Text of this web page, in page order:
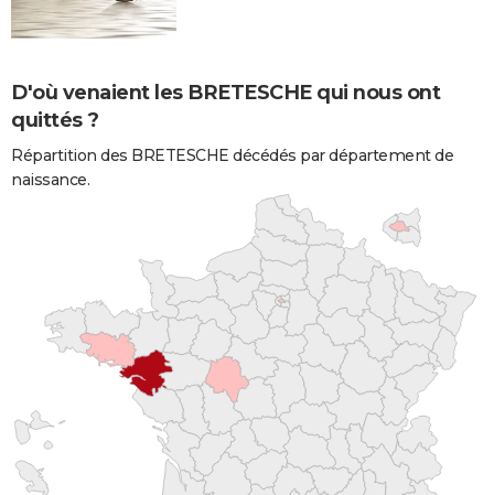
D'où venaient les BRETESCHE qui nous ont
quittés ?
Répartition des BRETESCHE décédés par département de
naissance.